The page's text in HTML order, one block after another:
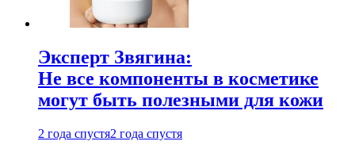
Эксперт Звягина:
Не все компоненты в косметике
могут быть полезными для кожи
2 года спустя2 года спустя